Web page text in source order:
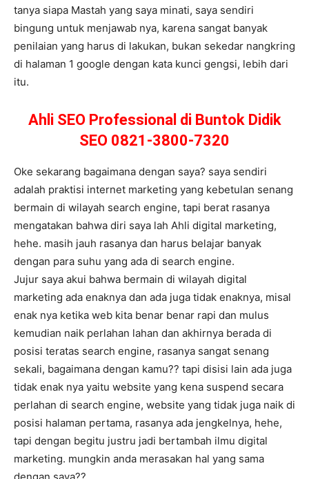
tanya siapa Mastah yang saya minati, saya sendiri
bingung untuk menjawab nya, karena sangat banyak
penilaian yang harus di lakukan, bukan sekedar nangkring
di halaman 1 google dengan kata kunci gengsi, lebih dari
itu.
Ahli SEO Professional di Buntok Didik
SEO 0821-3800-7320
Oke sekarang bagaimana dengan saya? saya sendiri
adalah praktisi internet marketing yang kebetulan senang
bermain di wilayah search engine, tapi berat rasanya
mengatakan bahwa diri saya lah Ahli digital marketing,
hehe. masih jauh rasanya dan harus belajar banyak
dengan para suhu yang ada di search engine.
Jujur saya akui bahwa bermain di wilayah digital
marketing ada enaknya dan ada juga tidak enaknya, misal
enak nya ketika web kita benar benar rapi dan mulus
kemudian naik perlahan lahan dan akhirnya berada di
posisi teratas search engine, rasanya sangat senang
sekali, bagaimana dengan kamu?? tapi disisi lain ada juga
tidak enak nya yaitu website yang kena suspend secara
perlahan di search engine, website yang tidak juga naik di
posisi halaman pertama, rasanya ada jengkelnya, hehe,
tapi dengan begitu justru jadi bertambah ilmu digital
marketing. mungkin anda merasakan hal yang sama